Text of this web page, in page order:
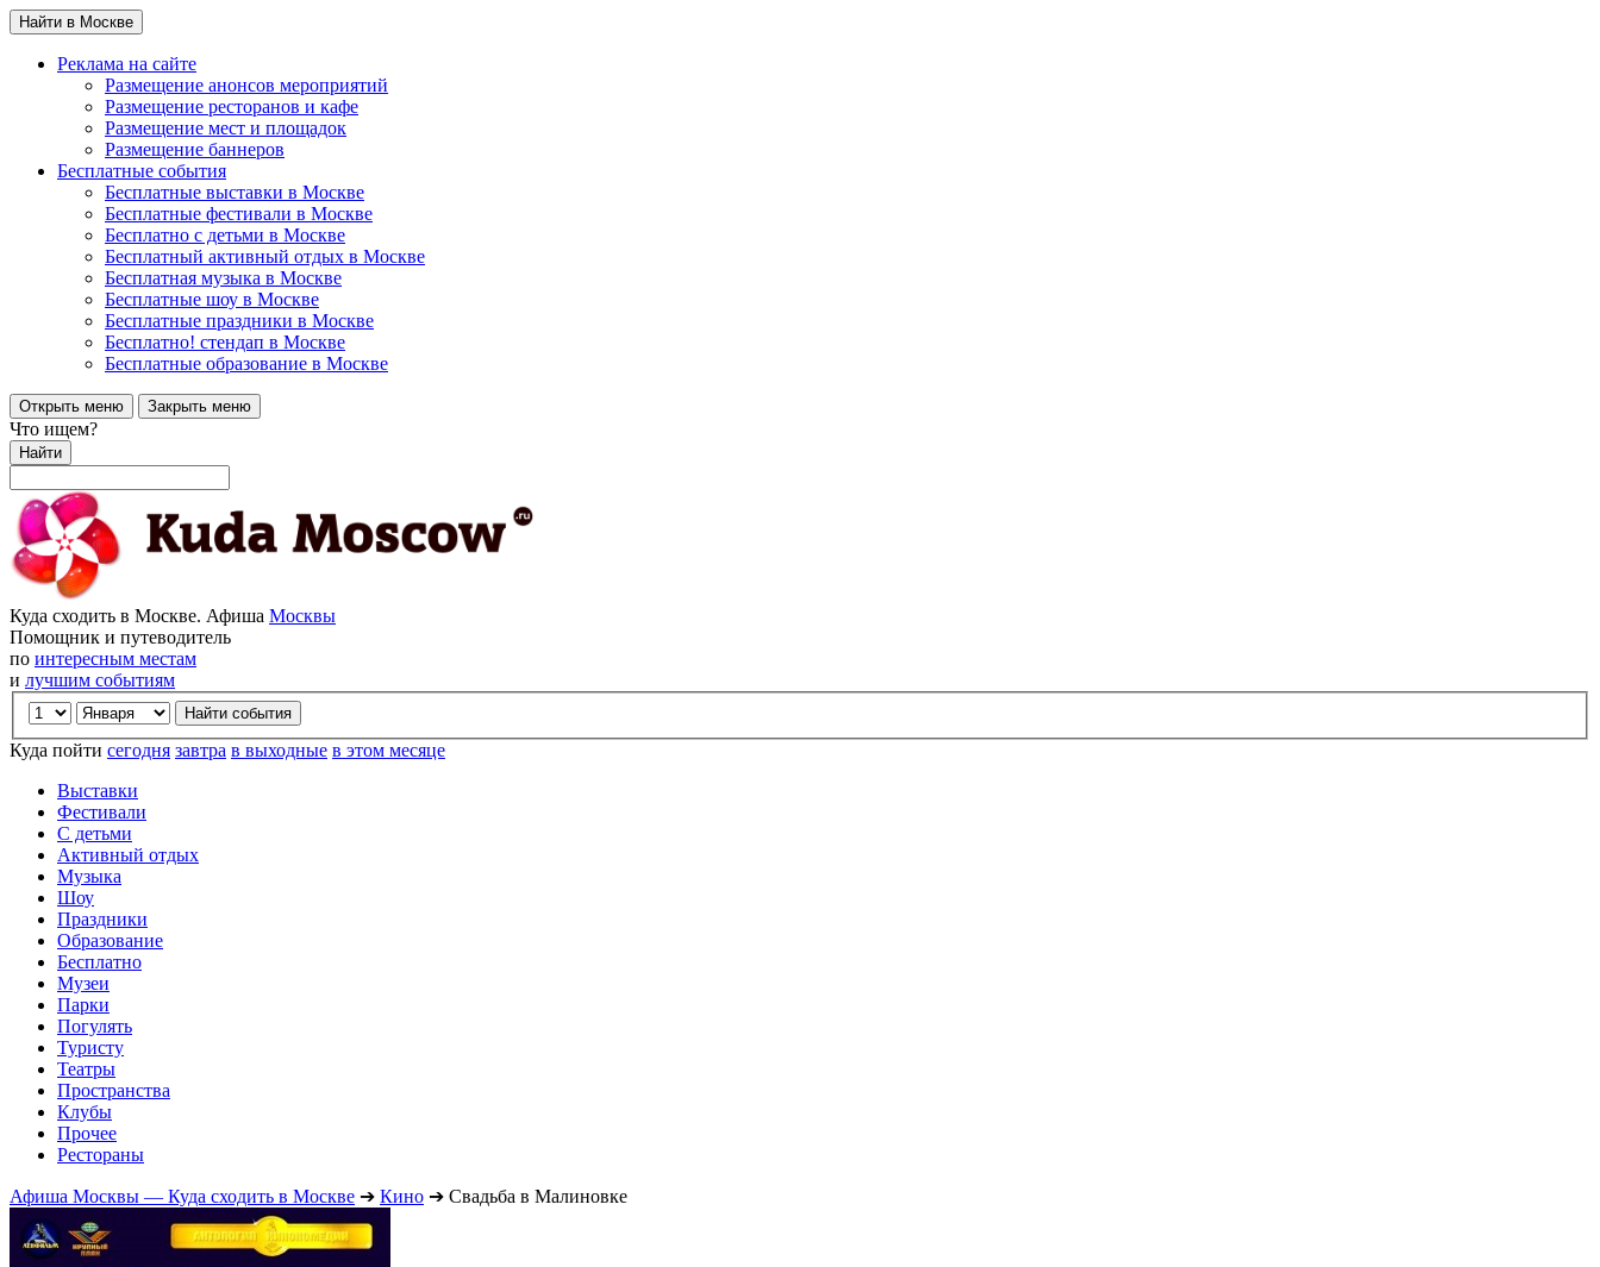
Найти в Москве
Реклама на сайте
Размещение анонсов мероприятий
Размещение ресторанов и кафе
Размещение мест и площадок
Размещение баннеров
Бесплатные события
Бесплатные выставки в Москве
Бесплатные фестивали в Москве
Бесплатно с детьми в Москве
Бесплатный активный отдых в Москве
Бесплатная музыка в Москве
Бесплатные шоу в Москве
Бесплатные праздники в Москве
Бесплатно! стендап в Москве
Бесплатные образование в Москве
Открыть меню Закрыть меню
Что ищем?
Найти
Куда сходить в Москве. Афиша Москвы
Помощник и путеводитель
по интересным местам
и лучшим событиям
Куда пойти сегодня завтра в выходные в этом месяце
Выставки
Фестивали
С детьми
Активный отдых
Музыка
Шоу
Праздники
Образование
Бесплатно
Музеи
Парки
Погулять
Туристу
Театры
Пространства
Клубы
Прочее
Рестораны
Афиша Москвы — Куда сходить в Москве ➔ Кино ➔ Свадьба в Малиновке